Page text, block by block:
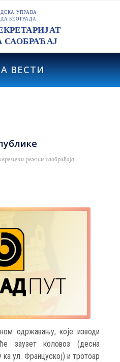
ВЕСТИ
режим саобраћаја
одржавању, које изводи
заузет коловоз (десна
ка ул. Француској) и тротоар